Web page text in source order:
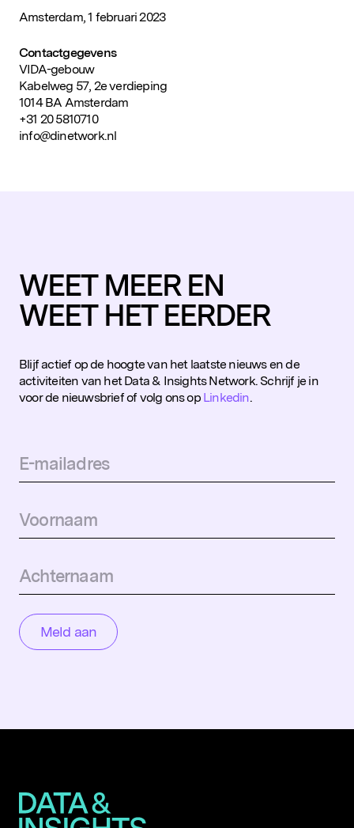
Amsterdam, 1 februari 2023
Contactgegevens
VIDA-gebouw
Kabelweg 57, 2e verdieping
1014 BA Amsterdam
+31 20 5810710
info@dinetwork.nl
WEET MEER EN
WEET HET EERDER
Blijf actief op de hoogte van het laatste nieuws en de
activiteiten van het Data & Insights Network. Schrijf je in
voor de nieuwsbrief of volg ons op Linkedin.